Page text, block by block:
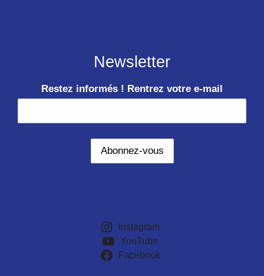
Newsletter
Restez informés ! Rentrez votre e-mail
Instagram
YouTube
Facebook